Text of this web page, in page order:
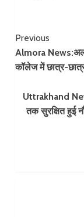
Continue
Reading
Previous
Almora
कॉलेज में छात्र-
Uttrakhand
तक सुरक्षित हुई